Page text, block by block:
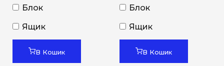
Блок
Ящик
В Кошик
Блок
Ящик
В Кошик